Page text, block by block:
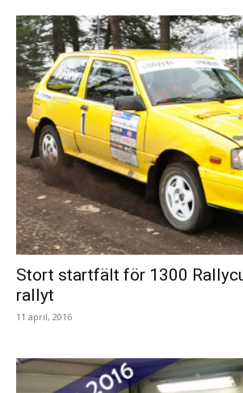
Stort startfält för 1300
rallyt
11 april, 2016